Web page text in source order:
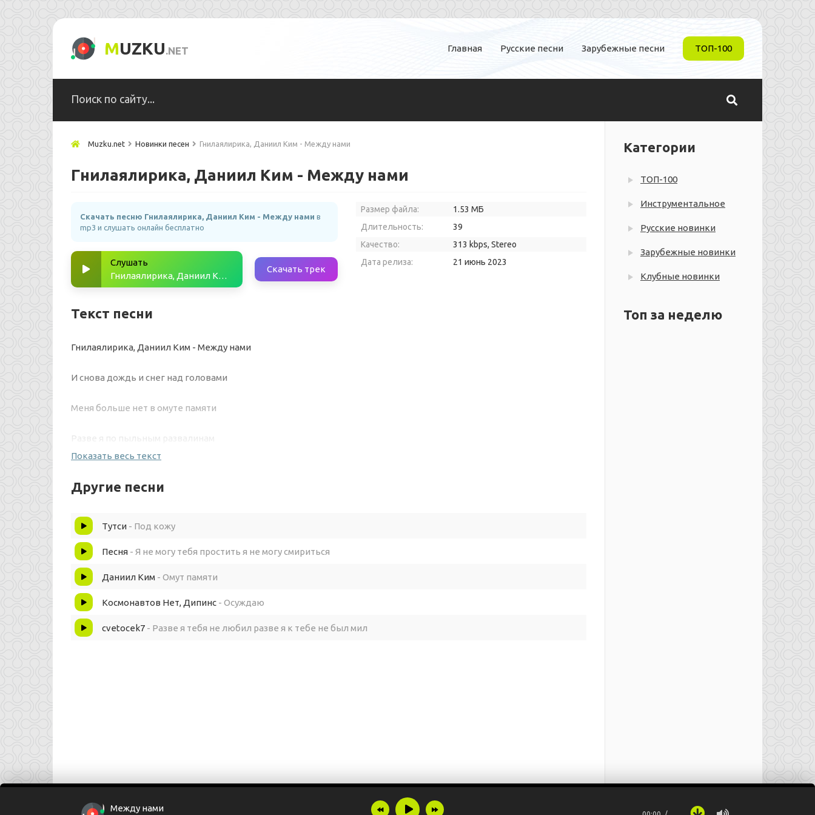
MUZKU.NET Главная Русские песни Зарубежные песни ТОП-100
Muzku.net Новинки песен Гнилаялирика, Даниил Ким - Между нами
Гнилаялирика, Даниил Ким - Между нами
Скачать песню Гнилаялирика, Даниил Ким - Между нами в
mp3 и слушать онлайн бесплатно
Слушать
Гнилаялирика, Даниил Ким - Между нами
Скачать трек
Размер файла:
1.53 МБ
Длительность:
39
Качество:
313 kbps, Stereo
Дата релиза:
21 июнь 2023
Текст песни
Гнилаялирика, Даниил Ким - Между нами
И снова дождь и снег над головами
Меня больше нет в омуте памяти
Разве я по пыльным развалинам
Меня больше нет в омуте памяти
Разве я по пыльным развалинам
Хочу тебя но не могу тебя
Показать весь текст
Другие песни
Тутси - Под кожу
Песня - Я не могу тебя простить я не могу смириться
Даниил Ким - Омут памяти
Космонавтов Нет, Дипинс - Осуждаю
cvetocek7 - Разве я тебя не любил разве я к тебе не был мил
Категории
ТОП-100
Инструментальное
Русские новинки
Зарубежные новинки
Клубные новинки
Топ за неделю
Между нами